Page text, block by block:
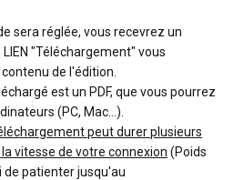
sera réglée, vous recevrez un
"Téléchargement" vous
de l'édition.
est un PDF, que vous pourrez
(PC, Mac…).
peut durer plusieurs
vitesse de votre connexion (Poids
de patienter jusqu'au